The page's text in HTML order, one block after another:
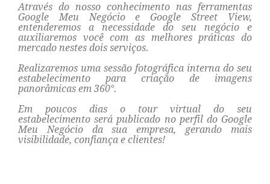
Através do nosso conhecimento nas ferramentas
Google Meu Negócio e Google Street View,
entenderemos a necessidade do seu negócio e
auxiliaremos você com as melhores práticas do
mercado nestes dois serviços.
Realizaremos uma sessão fotográfica interna do seu
estabelecimento para criação de imagens
panorâmicas em 360°.
Em poucos dias o tour virtual do seu
estabelecimento será publicado no perfil do Google
Meu Negócio da sua empresa, gerando mais
visibilidade, confiança e clientes!